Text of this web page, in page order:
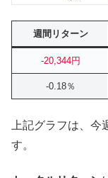
週間リターン
-20,344円
-0.18％
上記グラフは、
す。